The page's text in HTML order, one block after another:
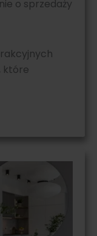
o sprzedaży
które